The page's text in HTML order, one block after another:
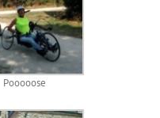
Pooooose